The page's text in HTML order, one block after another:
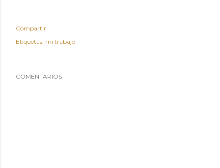
Compartir
Etiquetas: mi trabajo
COMENTARIOS